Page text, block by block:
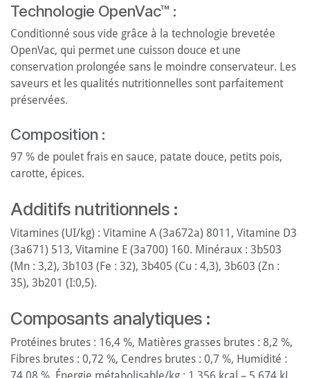
Technologie OpenVac™ :
Conditionné sous vide grâce à la technologie brevetée
OpenVac, qui permet une cuisson douce et une
conservation prolongée sans le moindre conservateur. Les
saveurs et les qualités nutritionnelles sont parfaitement
préservées.
Composition :
97 % de poulet frais en sauce, patate douce, petits pois,
carotte, épices.
Additifs nutritionnels :
Vitamines (UI/kg) : Vitamine A (3a672a) 8011, Vitamine D3
(3a671) 513, Vitamine E (3a700) 160. Minéraux : 3b503
(Mn : 3,2), 3b103 (Fe : 32), 3b405 (Cu : 4,3), 3b603 (Zn :
35), 3b201 (I:0,5).
Composants analytiques :
Protéines brutes : 16,4 %, Matières grasses brutes : 8,2 %,
Fibres brutes : 0,72 %, Cendres brutes : 0,7 %, Humidité :